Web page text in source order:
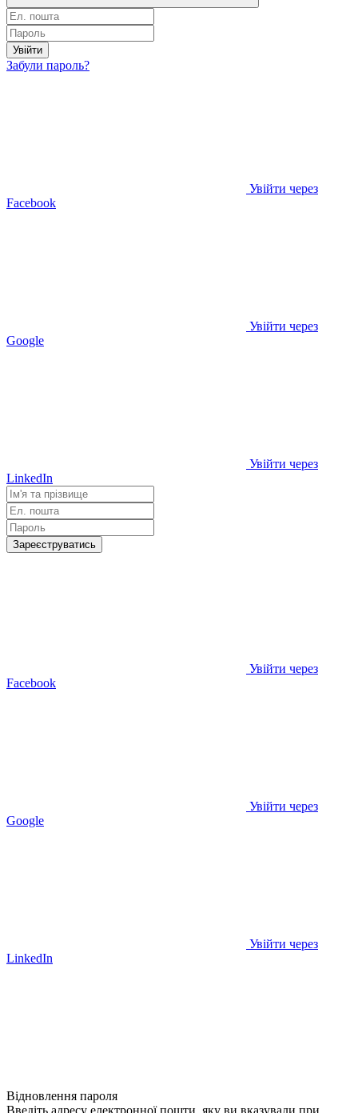
Увійти
Забули пароль?
Увійти через
Facebook
Увійти через
Google
Увійти через
LinkedIn
Зареєструватись
Увійти через
Facebook
Увійти через
Google
Увійти через
LinkedIn
Відновлення пароля
Введіть адресу електронної пошти, яку ви вказували при